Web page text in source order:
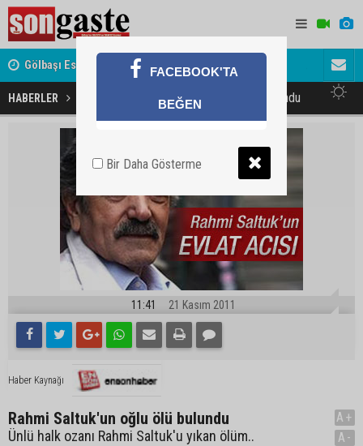
Gölbaşı Esnafının Sesi Ankara Kalkınma Ajansı'nda Avukat
akını
HABERLER Rahmi Saltuk'un oğlu ölü bulundu
11:41 21 Kasım 2011
Haber Kaynağı
Rahmi Saltuk'un oğlu ölü bulundu
Ünlü halk ozanı Rahmi Saltuk'u yıkan ölüm..
A+
A-
FACEBOOK'TA
BEĞEN
Bir Daha Gösterme